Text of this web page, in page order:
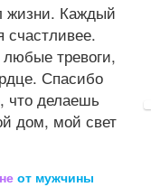
жизни. Каждый
счастливее.
тревоги,
Спасибо
что делаешь
дом, мой свет
от мужчины